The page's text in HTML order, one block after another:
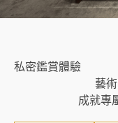
私密鑑賞體驗
藝
成就專